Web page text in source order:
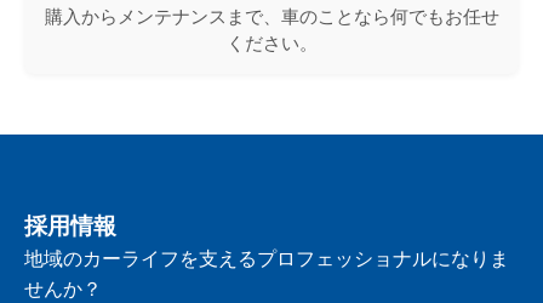
購入からメンテナンスまで、車のことなら何でもお任せ
ください。
採用情報
地域のカーライフを支えるプロフェッショナルになりま
せんか？